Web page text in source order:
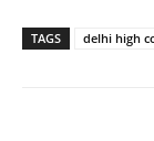
TAGS delhi high